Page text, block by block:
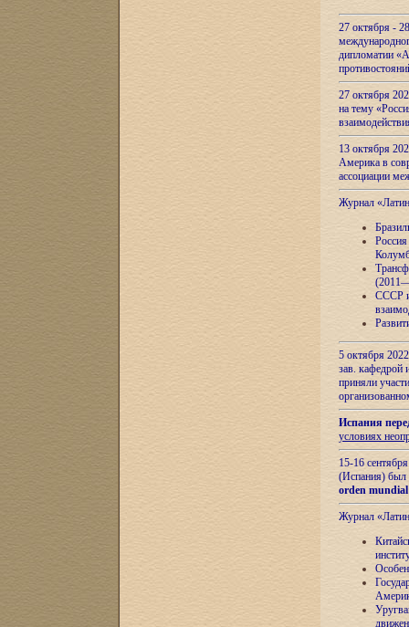
27 октября -
дипломатии
27 октября
на тему
13 октября
Америка в
ассоциации
Журнал
СССР и
5 октября
зав.
приняли
Испания
условиях
15-16
(Испания) был
orden
Журнал